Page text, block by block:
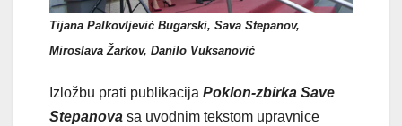
Tijana Palkovljević Bugarski, Sava Stepanov,
Miroslava Žarkov, Danilo Vuksanović
Izložbu prati publikacija Poklon-zbirka Save
Stepanova sa uvodnim tekstom upravnice